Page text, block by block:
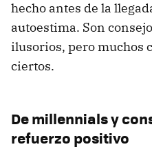
hecho antes de la
autoestima. Son
ilusorios, pero muchos
ciertos.
De millennials y
refuerzo positivo